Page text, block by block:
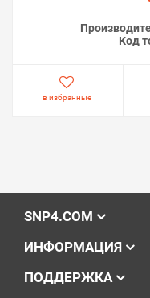
Код
в избранные
SNP4.COM
ИНФОРМАЦИЯ
ПОДДЕРЖКА